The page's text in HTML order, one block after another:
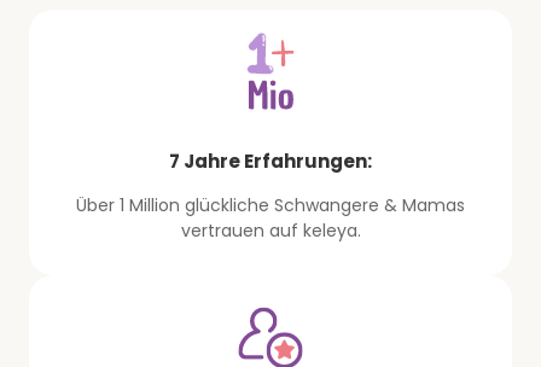
7 Jahre Erfahrungen:
Über 1 Million glückliche Schwangere & Mamas
vertrauen auf keleya.